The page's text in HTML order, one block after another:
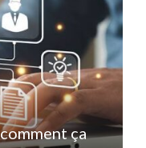
ça